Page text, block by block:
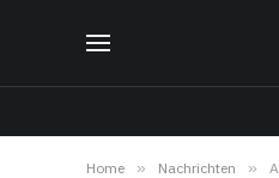
Home » Nachrichten »